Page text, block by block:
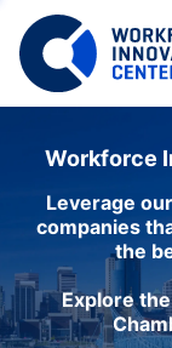
Workforce
Leverage
companies
the
Explore